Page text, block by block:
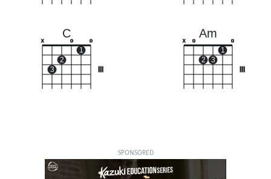
C
x
3
2
o
1
o
Am
x o
2 3
1
o
SPONSORED